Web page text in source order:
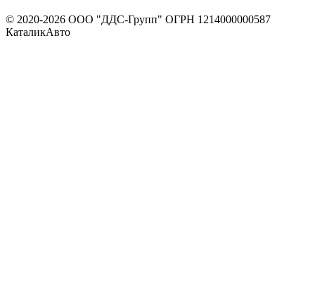
© 2020-2026 ООО "ДДС-Групп" ОГРН 1214000000587
КаталикАвто